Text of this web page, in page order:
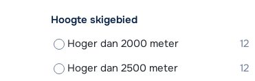
Hoogte skigebied
Hoger dan 2000 meter
12
Hoger dan 2500 meter
12